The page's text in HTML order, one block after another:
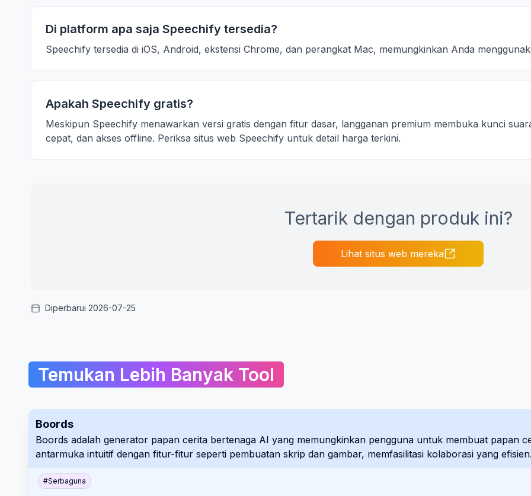
Di platform apa saja Speechify tersedia?
Speechify tersedia di iOS, Android, ekstensi Chrome, dan perangkat Mac, memungkinkan Anda
Apakah Speechify gratis?
Meskipun Speechify menawarkan versi gratis dengan fitur dasar, langganan premium membuka kunci
cepat, dan akses offline. Periksa situs web Speechify untuk detail harga terkini.
Tertarik dengan produk ini?
Lihat situs web mereka
Diperbarui 2026-07-25
Temukan Lebih Banyak Tool
Boords
Boords adalah generator papan cerita bertenaga AI yang memungkinkan pengguna untuk membuat papan
antarmuka intuitif dengan fitur-fitur seperti pembuatan skrip dan gambar, memfasilitasi kolaborasi yang efisien.
#Serbaguna